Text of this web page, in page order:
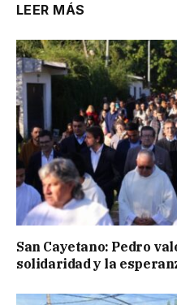
LEER MÁS
San Cayetano: Pedro
solidaridad y la